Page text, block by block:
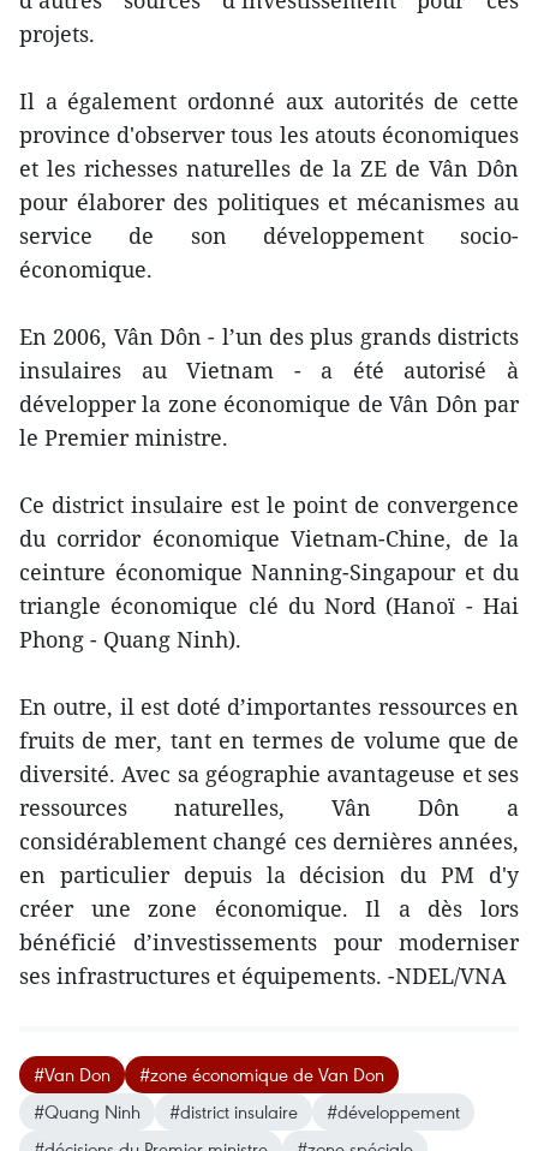
projets.
Il a également ​ordonné aux autorités de cette
province d'observer tous les atouts économiques
et les richesses naturelles de la ZE de Vân Dôn
pour élaborer des politiques et mécanismes au
service de son développement socio-
économique.
En 2006, Vân Dôn - l’un des plus grands districts
insulaires au Vietnam - a été autorisé à
développer la zone économique de Vân Dôn par
le Premier ministre.
Ce district insulaire est le point de convergence
du corridor économique Vietnam-Chine, de la
ceinture économique Nanning-Singapour et du
triangle économique clé du Nord (Hanoï - Hai
Phong - Quang Ninh).
En outre, il est doté d’importantes ressources ​en
fruits de mer, tant en termes de volume que de
diversité. Avec sa géographie avantageuse et ses
ressources naturelles, Vân Dôn a
considérablement changé ces dernières années,
en particulier depuis la décision du PM d'y
créer une zone économique. Il a dès lors
bénéficié d’investissements pour moderniser
ses infrastructures et équipements. -NDEL/VNA
#Van Don
#zone économique de Van Don
#Quang Ninh
#district insulaire
#développement